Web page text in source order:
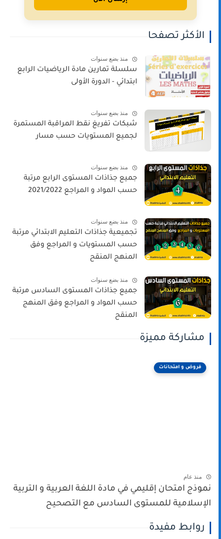
الأكثر تصفحا
منذ بضع سنوات
سلسلة تمارين مادة الرياضيات الرابع
ابتدائي - الدورة الأولى
منذ بضع سنوات
شبكات تفريغ نقط المراقبة المستمرة
لجميع المستويات حسب مسار
منذ بضع سنوات
جميع جذاذات المستوى الرابع مرتبة
حسب المواد و المراجع 2021/2022
منذ بضع سنوات
تجميعية جذاذات التعليم الابتدائي مرتبة
حسب المستويات و المراجع وفق
المنهج المنقح
منذ بضع سنوات
جميع جذاذات المستوى السادس مرتبة
حسب المواد و المراجع وفق المنهج
المنقح
مشاركة مميزة
فروض و امتحانات
منذ عام
نموذج امتحان إقليمي في مادة اللغة العربية و التربية
الإسلامية للمستوى السادس مع التصحيح
روابط مفيدة